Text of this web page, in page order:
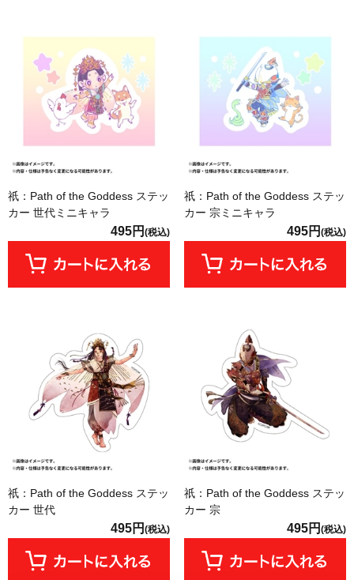
祇：Path of the Goddess ステッ
カー 世代ミニキャラ
495円 (税込)
祇：Path of the Goddess ステッ
カー 宗ミニキャラ
495円 (税込)
祇：Path of the Goddess ステッ
カー 世代
495円 (税込)
祇：Path of the Goddess ステッ
カー 宗
495円 (税込)